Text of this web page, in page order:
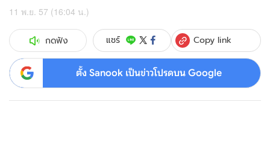
11 พ.ย. 57 (16:04 น.)
กดฟัง แชร์ Copy link
ตั้ง Sanook เป็นข่าวโปรดบน Google